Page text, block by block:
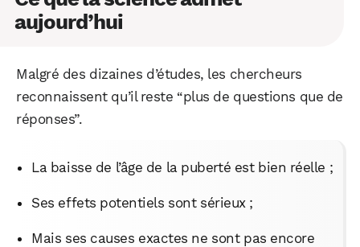
aujourd’hui
Malgré des dizaines d’études, les chercheurs
reconnaissent qu’il reste “plus de questions que de
réponses”.
La baisse de l’âge de la puberté est bien réelle ;
Ses effets potentiels sont sérieux ;
Mais ses causes exactes ne sont pas encore